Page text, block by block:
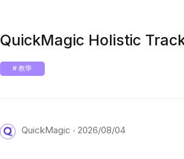
QuickMagic Holistic
# 教學
QuickMagic 2026/08/04